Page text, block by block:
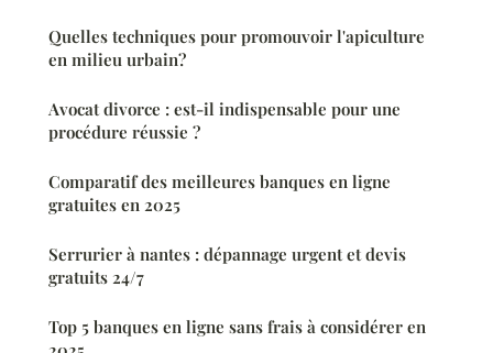
Quelles techniques pour promouvoir l'apiculture
en milieu urbain?
Avocat divorce : est-il indispensable pour une
procédure réussie ?
Comparatif des meilleures banques en ligne
gratuites en 2025
Serrurier à nantes : dépannage urgent et devis
gratuits 24/7
Top 5 banques en ligne sans frais à considérer en